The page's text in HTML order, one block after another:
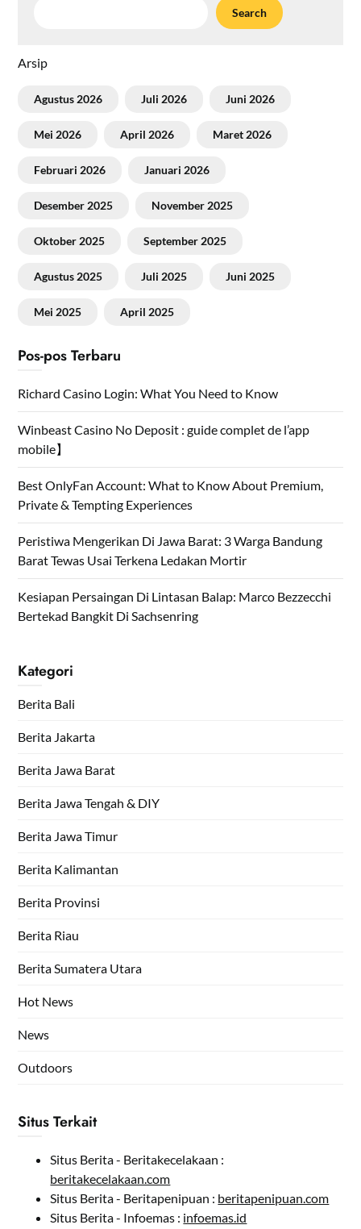
Search
Arsip
Agustus 2026 Juli 2026 Juni 2026
Mei 2026 April 2026 Maret 2026
Februari 2026 Januari 2026
Desember 2025 November 2025
Oktober 2025 September 2025
Agustus 2025 Juli 2025 Juni 2025
Mei 2025 April 2025
Pos-pos Terbaru
Richard Casino Login: What You Need to Know
Winbeast Casino No Deposit : guide complet de l’app
mobile】
Best OnlyFan Account: What to Know About Premium,
Private & Tempting Experiences
Peristiwa Mengerikan Di Jawa Barat: 3 Warga Bandung
Barat Tewas Usai Terkena Ledakan Mortir
Kesiapan Persaingan Di Lintasan Balap: Marco Bezzecchi
Bertekad Bangkit Di Sachsenring
Kategori
Berita Bali
Berita Jakarta
Berita Jawa Barat
Berita Jawa Tengah & DIY
Berita Jawa Timur
Berita Kalimantan
Berita Provinsi
Berita Riau
Berita Sumatera Utara
Hot News
News
Outdoors
Situs Terkait
Situs Berita - Beritakecelakaan :
beritakecelakaan.com
Situs Berita - Beritapenipuan : beritapenipuan.com
Situs Berita - Infoemas : infoemas.id